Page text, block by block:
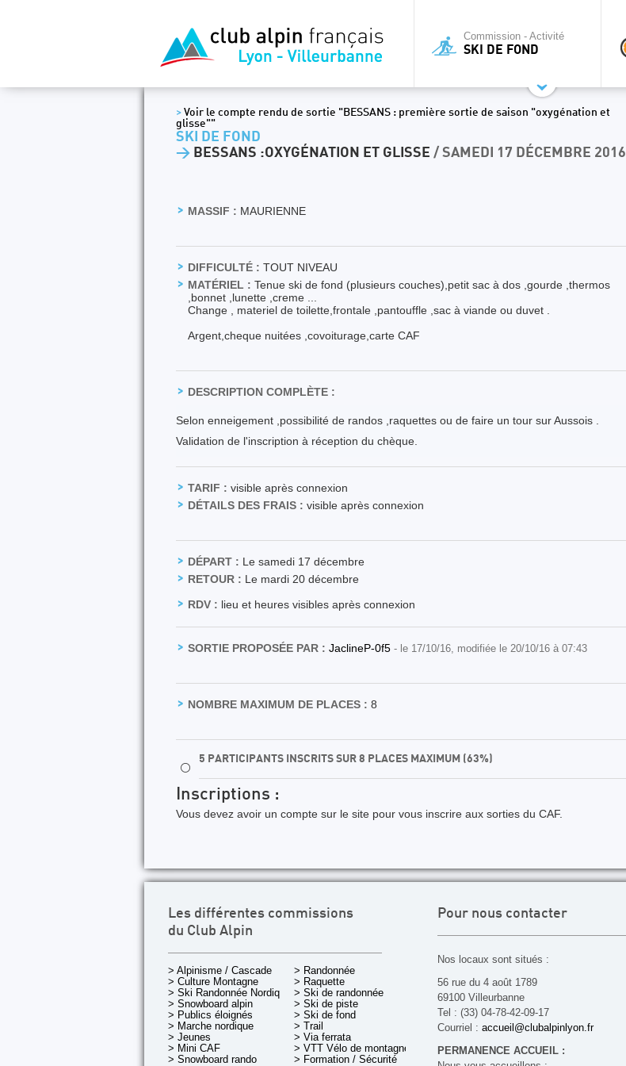
Commission - Activité
SKI DE FOND
> Voir le compte rendu de sortie "BESSANS : première sortie de saison "oxygénation et
glisse""
SKI DE FOND
> BESSANS :OXYGÉNATION ET GLISSE / SAMEDI 17 DÉCEMBRE 2016
MASSIF : MAURIENNE
DIFFICULTÉ : TOUT NIVEAU
MATÉRIEL : Tenue ski de fond (plusieurs couches),petit sac à dos ,gourde ,thermos
,bonnet ,lunette ,creme ...
Change , materiel de toilette,frontale ,pantouffle ,sac à viande ou duvet .
Argent,cheque nuitées ,covoiturage,carte CAF
DESCRIPTION COMPLÈTE :
Selon enneigement ,possibilité de randos ,raquettes ou de faire un tour sur Aussois .
Validation de l'inscription à réception du chèque.
TARIF : visible après connexion
DÉTAILS DES FRAIS : visible après connexion
DÉPART : Le samedi 17 décembre
RETOUR : Le mardi 20 décembre
RDV : lieu et heures visibles après connexion
SORTIE PROPOSÉE PAR : JaclineP-0f5 - le 17/10/16, modifiée le 20/10/16 à 07:43
NOMBRE MAXIMUM DE PLACES : 8
⚪
5 PARTICIPANTS INSCRITS SUR 8 PLACES MAXIMUM (63%)
Inscriptions :
Vous devez avoir un compte sur le site pour vous inscrire aux sorties du CAF.
Les différentes commissions
du Club Alpin
> Alpinisme / Cascade
> Culture Montagne
> Ski Randonnée Nordique
> Snowboard alpin
> Publics éloignés
> Marche nordique
> Jeunes
> Mini CAF
> Snowboard rando
> Randonnée
> Raquette
> Ski de randonnée
> Ski de piste
> Ski de fond
> Trail
> Via ferrata
> VTT Vélo de montagne
> Formation / Sécurité
Pour nous contacter
Nos locaux sont situés :
56 rue du 4 août 1789
69100 Villeurbanne
Tel : (33) 04-78-42-09-17
Courriel : accueil@clubalpinlyon.fr
PERMANENCE ACCUEIL :